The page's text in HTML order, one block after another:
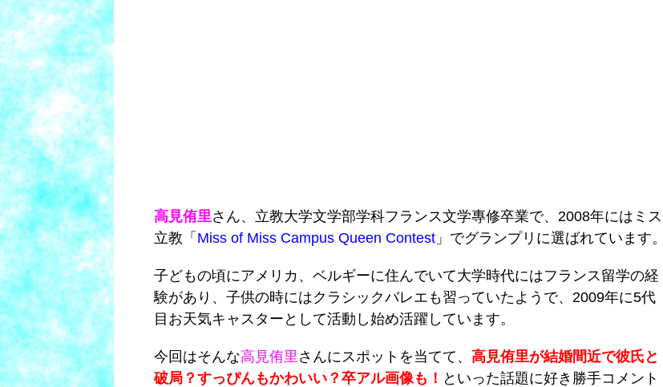
高見侑里さん、立教大学文学部学科フランス文学專修卒業で、2008年にはミス
立教「 Miss of Miss Campus Queen Contest 」でグランプリに選ばれています。
子どもの頃にアメリカ、ベルギーに住んでいて大学時代にはフランス留学の経
験があり、子供の時にはクラシックバレエも習っていたようで、2009年に5代
目お天気キャスターとして活動し始め活躍しています。
今回はそんな高見侑里 さんにスポットを当てて、 高見侑里が結婚間近で彼氏と
破局？すっぴんもかわいい？卒アル画像も！ といった話題に好き勝手コメント